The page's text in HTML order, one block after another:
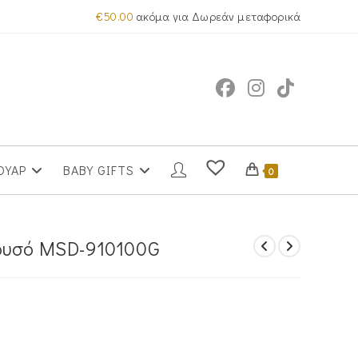
€50.00 ακόμα για Δωρεάν μεταφορικά
BABY GIFTS 0
MSD-910100G